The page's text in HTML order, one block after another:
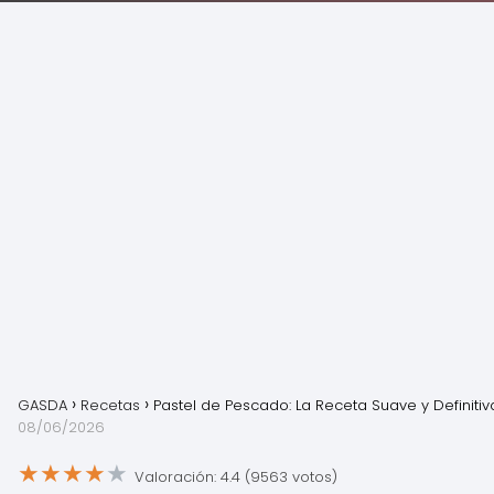
GASDA Recetas
Pastel de Pescado: La Receta Suave y
08/06/2026
★★★★★ Valoración: 4.4 (9563 votos)